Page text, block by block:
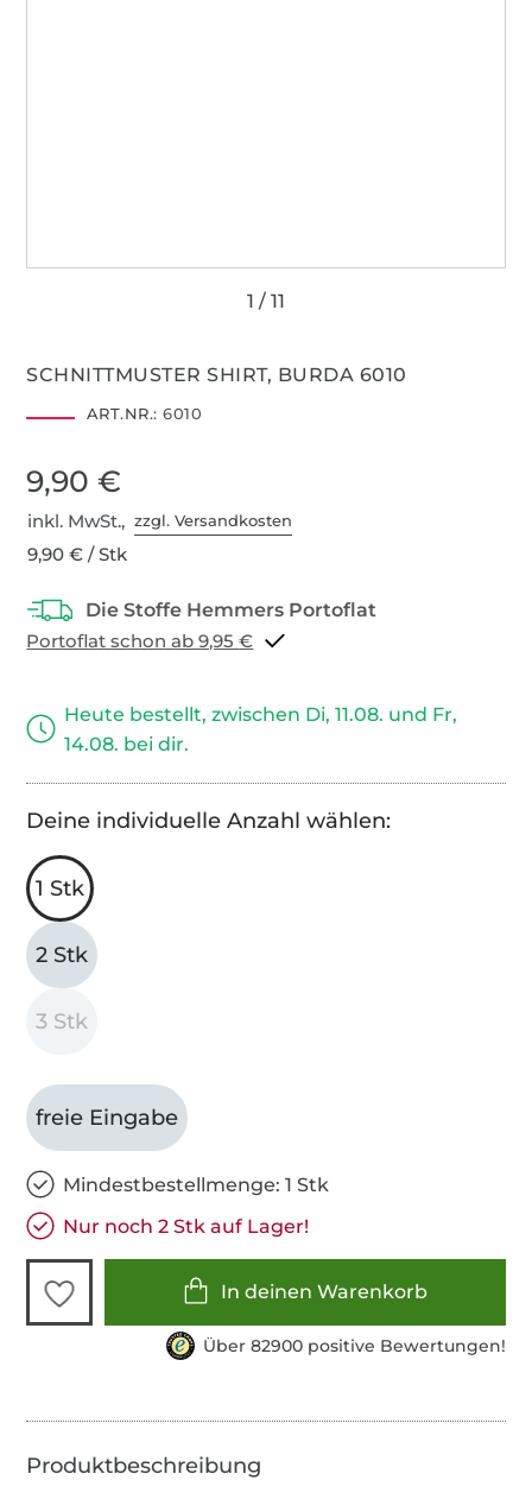
SCHNITTMUSTER SHIRT, BURDA 6010
ART.NR.: 6010
9,90 €
inkl. MwSt.,zzgl. Versandkosten
9,90 € / Stk
Portoflat schon ab 9,95 €
Heute bestellt, zwischen Di, 11.08. und Fr,
14.08. bei dir.
Deine individuelle Anzahl wählen:
1 Stk
2 Stk
3 Stk
freie Eingabe
Mindestbestellmenge: 1 Stk
Nur noch 2 Stk auf Lager!
In deinen Warenkorb
Über 82900 positive Bewertungen!